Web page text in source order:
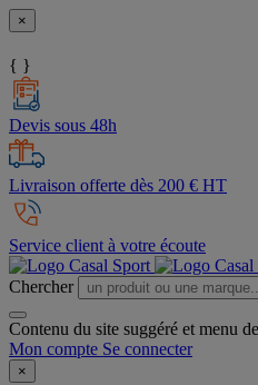
×
{ }
Devis sous 48h
Livraison offerte dès 200 € HT
Service client à votre écoute
Chercher
Contenu du site suggéré et menu
Mon compte Se connecter
×